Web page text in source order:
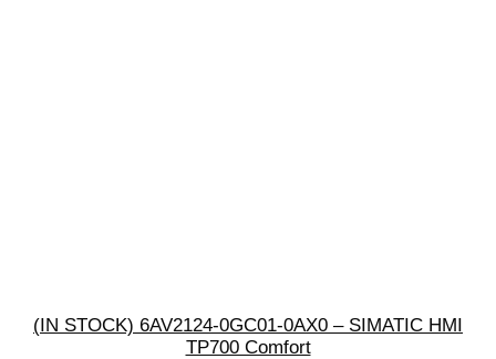
(IN STOCK) 6AV2124-0GC01-0AX0 – SIMATIC HMI
TP700 Comfort